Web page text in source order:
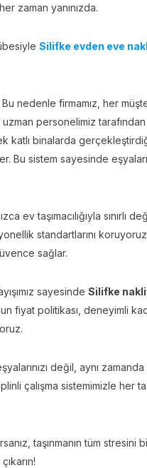
zaman yanınızda.
Silifke evden eve
Bu nedenle firmamız, her
personelimiz
katlı binalarda
Bu sistem sayesinde
ev taşımacılığıyla sınırlı
standartlarını
sağlar.
sayesinde Silifke
fiyat politikası, deneyimli
değil, aynı zamanda
çalışma sistemimizle her
taşınmanın tüm stresini